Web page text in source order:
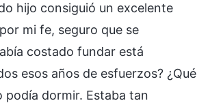
hijo consiguió un excelente
mi fe, seguro que se
costado fundar está
esos años de esfuerzos? ¿Qué
podía dormir. Estaba tan